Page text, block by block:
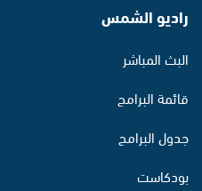
راديو الشمس
البث المباشر
قائمة البرامج
جدول البرامج
بودكاست